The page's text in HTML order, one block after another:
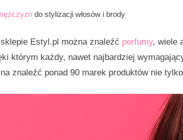
do stylizacji włosów i brody
Estyl.pl można znaleźć perfumy, wiele
którym każdy, nawet najbardziej
znaleźć ponad 90 marek produktów nie tylko